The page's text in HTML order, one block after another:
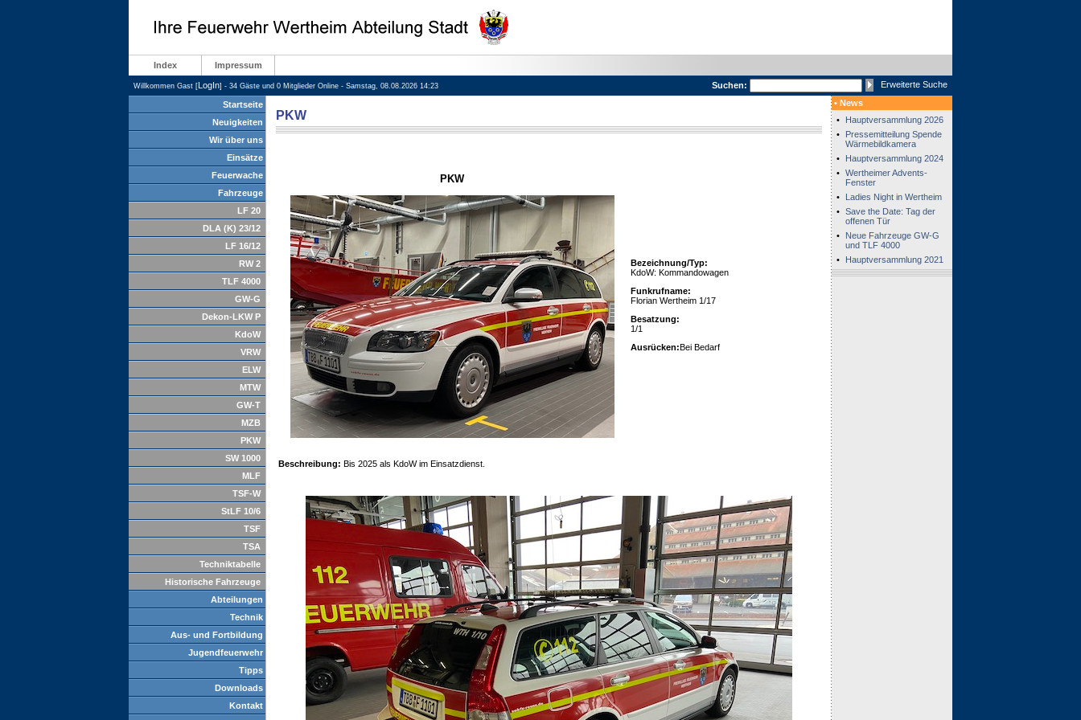
Index Impressum
Willkommen Gast [LogIn] - 34 Gäste und 0 Mitglieder Online - Samstag, 08.08.2026 14:23 Suchen: Erweiterte Suche
Startseite
Neuigkeiten
Wir über uns
Einsätze
Feuerwache
Fahrzeuge
LF 20
DLA (K) 23/12
LF 16/12
RW 2
TLF 4000
GW-G
Dekon-LKW P
KdoW
VRW
ELW
MTW
GW-T
MZB
PKW
SW 1000
MLF
TSF-W
StLF 10/6
TSF
TSA
Techniktabelle
Historische Fahrzeuge
Abteilungen
Technik
Aus- und Fortbildung
Jugendfeuerwehr
Tipps
Downloads
Kontakt
PKW
PKW
Bezeichnung/Typ:
KdoW: Kommandowagen
Funkrufname:
Florian Wertheim 1/17
Besatzung:
1/1
Ausrücken:Bei Bedarf
Beschreibung: Bis 2025 als KdoW im Einsatzdienst.
• News
•
Hauptversammlung 2026
•
Pressemitteilung Spende
Wärmebildkamera
•
Hauptversammlung 2024
• Wertheimer Advents-
Fenster
•
Ladies Night in Wertheim
• Save the Date: Tag der
offenen Tür
•
Neue Fahrzeuge GW-G
und TLF 4000
•
Hauptversammlung 2021